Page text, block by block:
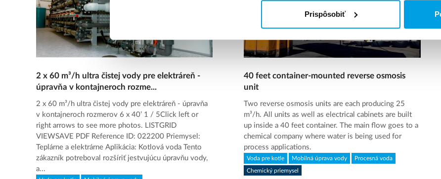
Prispôsobiť
2 x 60 m³/h ultra čistej vody pre elektráreň -
úpravňa v kontajneroch rozme...
2 x 60 m³/h ultra čistej vody pre elektráreň - úpravňa
v kontajneroch rozmerov 6 x 40’ 1 / 5Click left or
right arrows to see more photos. LISTGRID
VIEWSAVE PDF Reference ID: 022200 Priemysel:
Teplárne a elektrárne Aplikácia: Kotlová voda Tento
zákazník potreboval rozšíriť jestvujúcu úpravňu vody,
a...
40 feet container-mounted reverse osmosis
unit
Two reverse osmosis units are each producing 25
m³/h. All units as well as electrical cabinets are built
up inside a 40 feet container. The main flow goes to a
chemical company where water is being used for
process applications.
Voda pre kotle Mobilná úprava vody Procesná voda
Chemický priemysel